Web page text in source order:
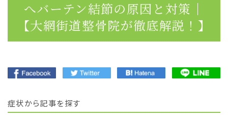
へバーテン結節の原因と対策｜
【大網街道整骨院が徹底解説！】
症状から記事を探す